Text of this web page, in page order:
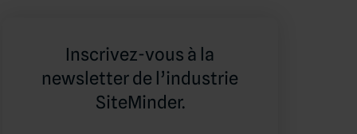
Inscrivez-vous à la
newsletter de l’industrie
SiteMinder.